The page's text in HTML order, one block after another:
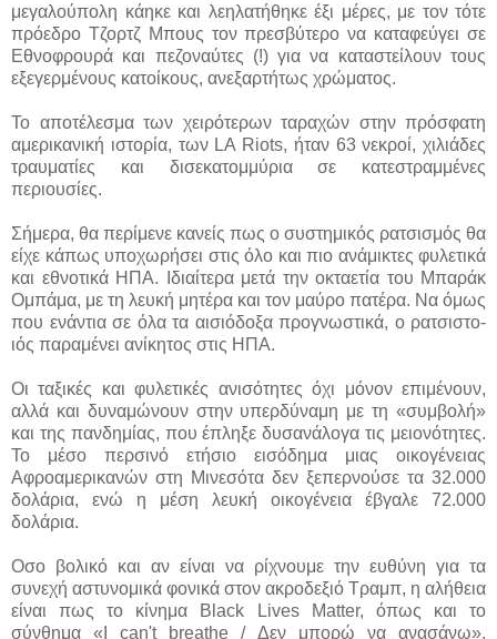
μεγαλούπολη κάηκε και λεηλατήθηκε έξι μέρες, με τον τότε
πρόεδρο Τζορτζ Μπους τον πρεσβύτερο να καταφεύγει σε
Εθνοφρουρά και πεζοναύτες (!) για να καταστείλουν τους
εξεγερμένους κατοίκους, ανεξαρτήτως χρώματος.
Το αποτέλεσμα των χειρότερων ταραχών στην πρόσφατη
αμερικανική ιστορία, των LA Riots, ήταν 63 νεκροί, χιλιάδες
τραυματίες και δισεκατομμύρια σε κατεστραμμένες
περιουσίες.
Σήμερα, θα περίμενε κανείς πως ο συστημικός ρατσισμός θα
είχε κάπως υποχωρήσει στις όλο και πιο ανάμικτες φυλετικά
και εθνοτικά ΗΠΑ. Ιδιαίτερα μετά την οκταετία του Μπαράκ
Ομπάμα, με τη λευκή μητέρα και τον μαύρο πατέρα. Να όμως
που ενάντια σε όλα τα αισιόδοξα προγνωστικά, ο ρατσιστο-
ιός παραμένει ανίκητος στις ΗΠΑ.
Οι ταξικές και φυλετικές ανισότητες όχι μόνον επιμένουν,
αλλά και δυναμώνουν στην υπερδύναμη με τη «συμβολή»
και της πανδημίας, που έπληξε δυσανάλογα τις μειονότητες.
Το μέσο περσινό ετήσιο εισόδημα μιας οικογένειας
Αφροαμερικανών στη Μινεσότα δεν ξεπερνούσε τα 32.000
δολάρια, ενώ η μέση λευκή οικογένεια έβγαλε 72.000
δολάρια.
Οσο βολικό και αν είναι να ρίχνουμε την ευθύνη για τα
συνεχή αστυνομικά φονικά στον ακροδεξιό Τραμπ, η αλήθεια
είναι πως το κίνημα Black Lives Matter, όπως και το
σύνθημα «I can't breathe / Δεν μπορώ να ανασάνω»,